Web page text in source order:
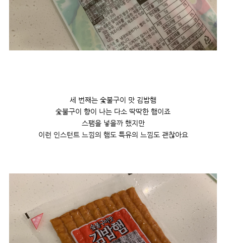
세 번째는 숯불구이 맛 김밥햄
숯불구이 향이 나는 다소 딱딱한 햄이죠
스팸을 넣을까 했지만
이런 인스턴트 느낌의 햄도 특유의 느낌도 괜찮아요